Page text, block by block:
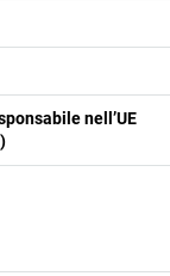
nell’UE